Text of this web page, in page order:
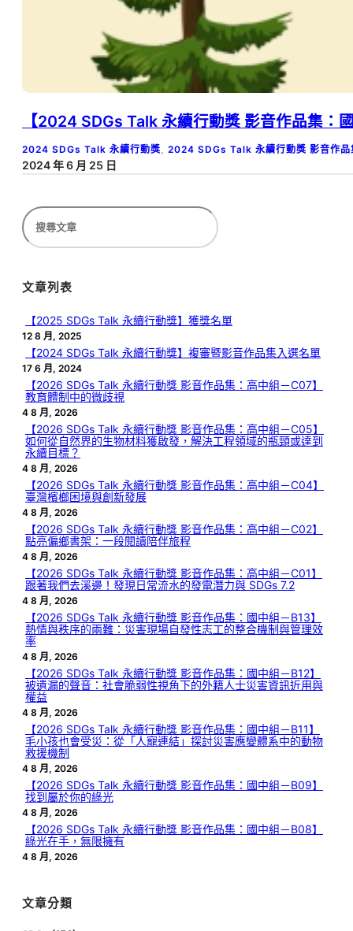
【2024 SDGs Talk 永續行動獎 影音作品集：
2024 SDGs Talk 永續行動獎 2024 SDGs Talk 永續行動獎 影音作品
2024 年 6 月 25 日
搜
尋
文章列表
【2025 SDGs Talk 永續行動獎】獲獎名單
12 8 月, 2025
【2024 SDGs Talk 永續行動獎】複審暨影音作品集入選名單
17 6 月, 2024
【2026 SDGs Talk 永續行動獎 影音作品集：高中組－C07】
教育體制中的微歧視
4 8 月, 2026
【2026 SDGs Talk 永續行動獎 影音作品集：高中組－C05】
如何從自然界的生物材料獲啟發，解決工程領域的瓶頸或達到
永續目標？
4 8 月, 2026
【2026 SDGs Talk 永續行動獎 影音作品集：高中組－C04】
臺灣檳榔困境與創新發展
4 8 月, 2026
【2026 SDGs Talk 永續行動獎 影音作品集：高中組－C02】
點亮偏鄉書架：一段閱讀陪伴旅程
4 8 月, 2026
【2026 SDGs Talk 永續行動獎 影音作品集：高中組－C01】
跟著我們去溪邊！發現日常流水的發電潛力與 SDGs 7.2
4 8 月, 2026
【2026 SDGs Talk 永續行動獎 影音作品集：國中組－B13】
熱情與秩序的兩難：災害現場自發性志工的整合機制與管理效
率
4 8 月, 2026
【2026 SDGs Talk 永續行動獎 影音作品集：國中組－B12】
被遺漏的聲音：社會脆弱性視角下的外籍人士災害資訊近用與
權益
4 8 月, 2026
【2026 SDGs Talk 永續行動獎 影音作品集：國中組－B11】
毛小孩也會受災：從「人寵連結」探討災害應變體系中的動物
救援機制
4 8 月, 2026
【2026 SDGs Talk 永續行動獎 影音作品集：國中組－B09】
找到屬於你的綠光
4 8 月, 2026
【2026 SDGs Talk 永續行動獎 影音作品集：國中組－B08】
綠光在手，無限擁有
4 8 月, 2026
文章分類